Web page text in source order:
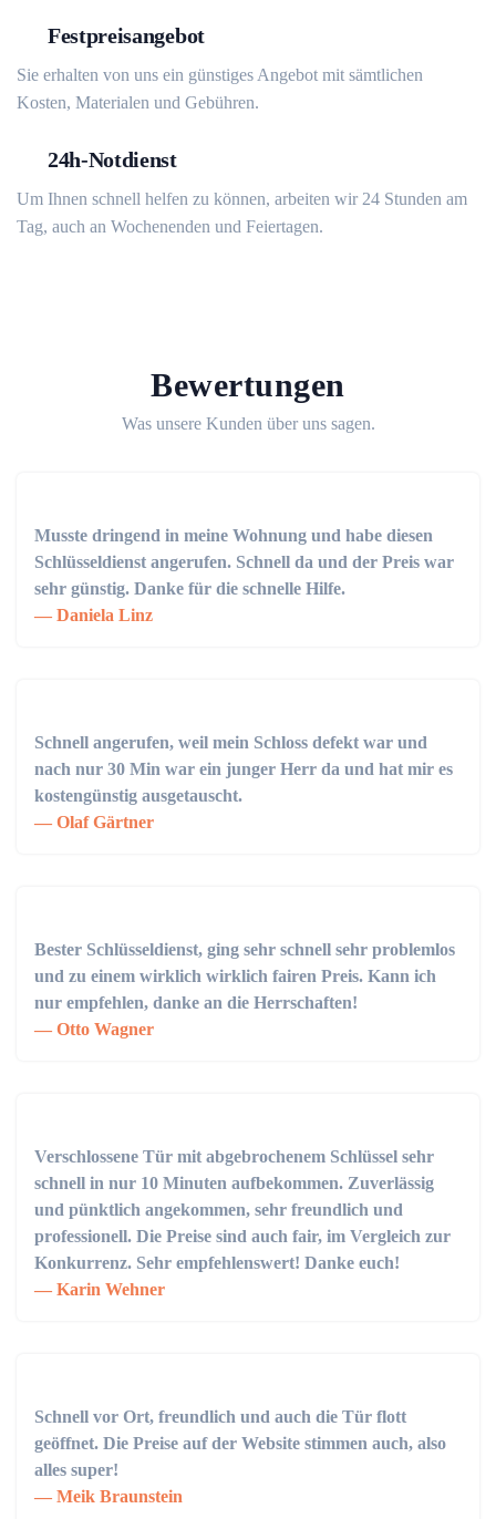
Festpreisangebot
Sie erhalten von uns ein günstiges Angebot mit sämtlichen
Kosten, Materialen und Gebühren.
24h-Notdienst
Um Ihnen schnell helfen zu können, arbeiten wir 24 Stunden am
Tag, auch an Wochenenden und Feiertagen.
Bewertungen
Was unsere Kunden über uns sagen.
Musste dringend in meine Wohnung und habe diesen
Schlüsseldienst angerufen. Schnell da und der Preis war
sehr günstig. Danke für die schnelle Hilfe.
Daniela Linz
Schnell angerufen, weil mein Schloss defekt war und
nach nur 30 Min war ein junger Herr da und hat mir es
kostengünstig ausgetauscht.
Olaf Gärtner
Bester Schlüsseldienst, ging sehr schnell sehr problemlos
und zu einem wirklich wirklich fairen Preis. Kann ich
nur empfehlen, danke an die Herrschaften!
Otto Wagner
Verschlossene Tür mit abgebrochenem Schlüssel sehr
schnell in nur 10 Minuten aufbekommen. Zuverlässig
und pünktlich angekommen, sehr freundlich und
professionell. Die Preise sind auch fair, im Vergleich zur
Konkurrenz. Sehr empfehlenswert! Danke euch!
Karin Wehner
Schnell vor Ort, freundlich und auch die Tür flott
geöffnet. Die Preise auf der Website stimmen auch, also
alles super!
Meik Braunstein